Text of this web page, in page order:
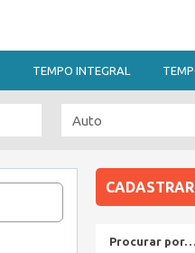
TEMPO INTEGRAL
Procurar por…